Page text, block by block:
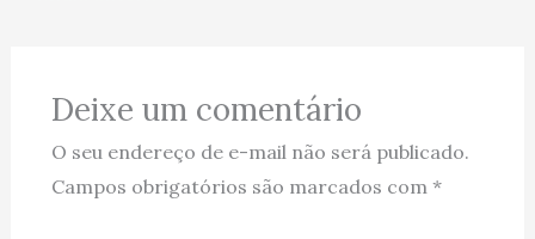
Deixe um comentário
O seu endereço de e-mail não será publicado.
Campos obrigatórios são marcados com *